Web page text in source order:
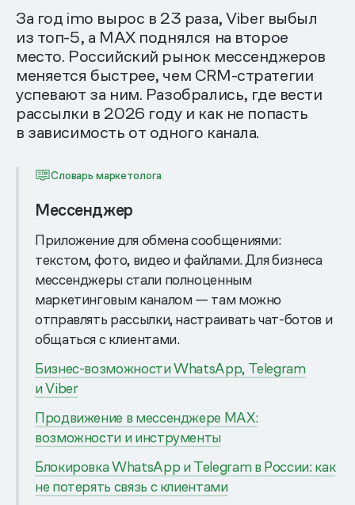
За год imo вырос в 23 раза, Viber выбыл
из топ-5, а MAX поднялся на второе
место. Российский рынок мессенджеров
меняется быстрее, чем CRM-стратегии
успевают за ним. Разобрались, где вести
рассылки в 2026 году и как не попасть
в зависимость от одного канала.
Словарь маркетолога
Мессенджер
Приложение для обмена сообщениями:
текстом, фото, видео и файлами. Для бизнеса
мессенджеры стали полноценным
маркетинговым каналом — там можно
отправлять рассылки, настраивать чат-ботов и
общаться с клиентами.
Бизнес-возможности WhatsApp, Telegram
и Viber
Продвижение в мессенджере MAX:
возможности и инструменты
Блокировка WhatsApp и Telegram в России: как
не потерять связь с клиентами